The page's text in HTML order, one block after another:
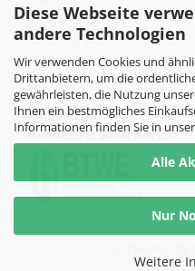
Diese Webseite
andere Technologien
Wir verwenden Cookies und
Drittanbietern, um die
gewährleisten, die Nutzung
Ihnen ein bestmögliches
Informationen finden Sie in
Alle
Nur
Weitere
Jugendschutz
Bild und Markenrechte
Tabak Pedia
Weiterleitung von HU-
Mitglied im
Handelsverband Bayern